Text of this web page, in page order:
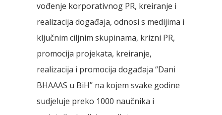
vođenje korporativnog PR, kreiranje i
realizacija događaja, odnosi s medijima i
ključnim ciljnim skupinama, krizni PR,
promocija projekata, kreiranje,
realizacija i promocija događaja “Dani
BHAAAS u BiH” na kojem svake godine
sudjeluje preko 1000 naučnika i